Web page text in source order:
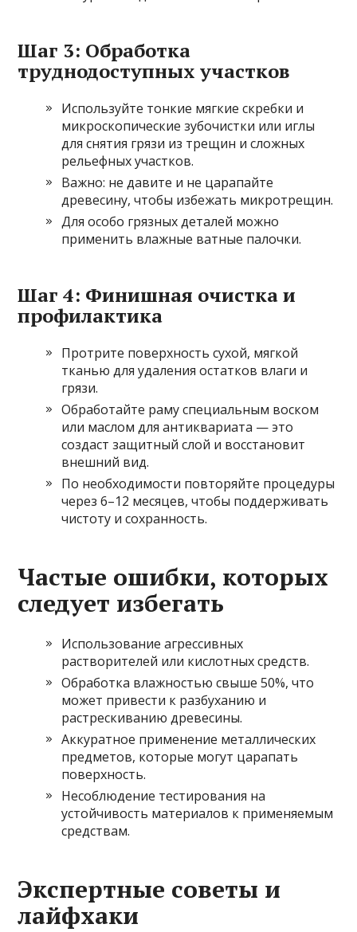
Шаг 3: Обработка
труднодоступных участков
Используйте тонкие мягкие скребки и
микроскопические зубочистки или иглы
для снятия грязи из трещин и сложных
рельефных участков.
Важно: не давите и не царапайте
древесину, чтобы избежать микротрещин.
Для особо грязных деталей можно
применить влажные ватные палочки.
Шаг 4: Финишная очистка и
профилактика
Протрите поверхность сухой, мягкой
тканью для удаления остатков влаги и
грязи.
Обработайте раму специальным воском
или маслом для антиквариата — это
создаст защитный слой и восстановит
внешний вид.
По необходимости повторяйте процедуры
через 6–12 месяцев, чтобы поддерживать
чистоту и сохранность.
Частые ошибки, которых
следует избегать
Использование агрессивных
растворителей или кислотных средств.
Обработка влажностью свыше 50%, что
может привести к разбуханию и
растрескиванию древесины.
Аккуратное применение металлических
предметов, которые могут царапать
поверхность.
Несоблюдение тестирования на
устойчивость материалов к применяемым
средствам.
Экспертные советы и
лайфхаки